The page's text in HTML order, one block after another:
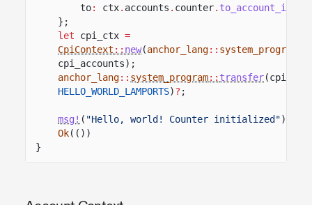
to: ctx. accounts . counter. to_account_info
};
let
cpi_ctx =
CpiContext :: new(anchor_lang:: system_program
cpi_accounts);
anchor_lang:: system_program:: transfer
HELLO_WORLD_LAMPORTS)? ;
msg! ( "Hello, world! Counter initialized");
Ok(())
}